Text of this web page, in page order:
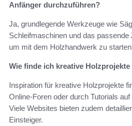
Anfänger durchzuführen?
Ja, grundlegende Werkzeuge wie
Schleifmaschinen und das passende
um mit dem Holzhandwerk zu
Wie finde ich kreative
Inspiration für kreative Holzprojekte
Online-Foren oder durch Tutorials
Viele Websites bieten zudem
Einsteiger.